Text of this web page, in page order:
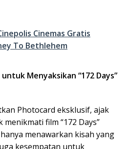
Cinemas Gratis
To Bethlehem
Menyaksikan “172 Days”
Photocard eksklusif, ajak
film “172 Days”
menawarkan kisah yang
kesempatan untuk